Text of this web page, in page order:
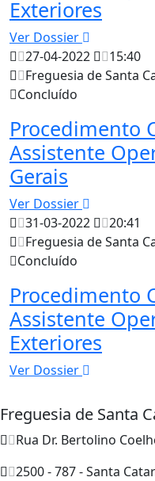
Exteriores
Ver Dossier
27-04-2022
15:40
Freguesia de Santa
Concluído
Procedimento
Assistente
Gerais
Ver Dossier
31-03-2022
20:41
Freguesia de Santa
Concluído
Procedimento
Assistente
Exteriores
Ver Dossier
Freguesia de Santa
Rua Dr. Bertolino
2500 - 787 - Santa